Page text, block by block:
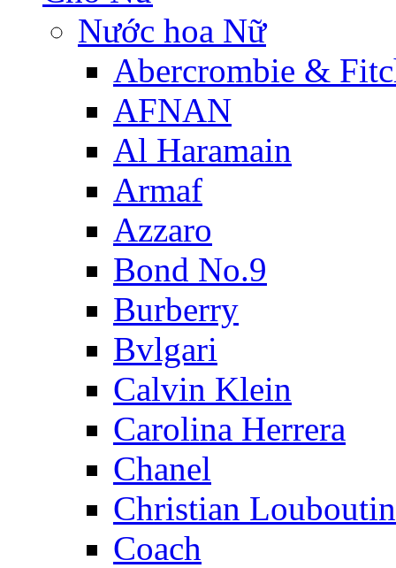
Nước hoa Nữ
Abercrombie &
AFNAN
Al Haramain
Armaf
Azzaro
Bond No.9
Burberry
Bvlgari
Calvin Klein
Carolina Herrera
Chanel
Christian Louboutin
Coach